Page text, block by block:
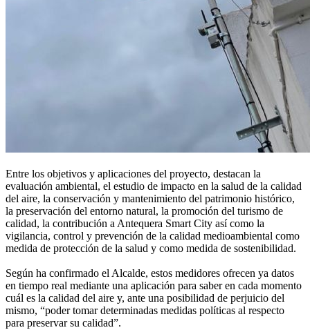
Entre los objetivos y aplicaciones del proyecto, destacan la
evaluación ambiental, el estudio de impacto en la salud de la calidad
del aire, la conservación y mantenimiento del patrimonio histórico,
la preservación del entorno natural, la promoción del turismo de
calidad, la contribución a Antequera Smart City así como la
vigilancia, control y prevención de la calidad medioambiental como
medida de protección de la salud y como medida de sostenibilidad.
Según ha confirmado el Alcalde, estos medidores ofrecen ya datos
en tiempo real mediante una aplicación para saber en cada momento
cuál es la calidad del aire y, ante una posibilidad de perjuicio del
mismo, “poder tomar determinadas medidas políticas al respecto
para preservar su calidad”.